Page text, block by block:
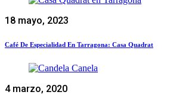
18 mayo, 2023
Café De Especialidad En Tarragona: Casa Quadrat
4 marzo, 2020